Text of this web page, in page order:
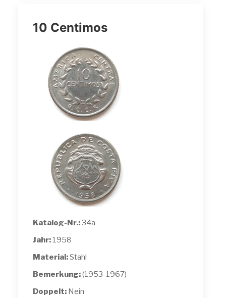
10 Centimos
Katalog-Nr.:34a
Jahr: 1958
Material:Stahl
Bemerkung:(1953-1967)
Doppelt: Nein